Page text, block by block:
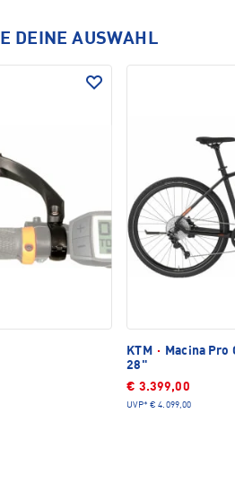
DEINE AUSWAHL
KTM ·
Macina Pro
28"
€ 3.399,00
UVP* € 4.099,00